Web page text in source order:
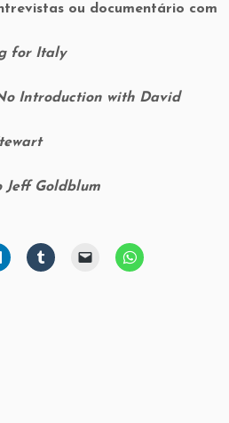
ou documentário com
for Italy
Introduction with David
Jeff Goldblum